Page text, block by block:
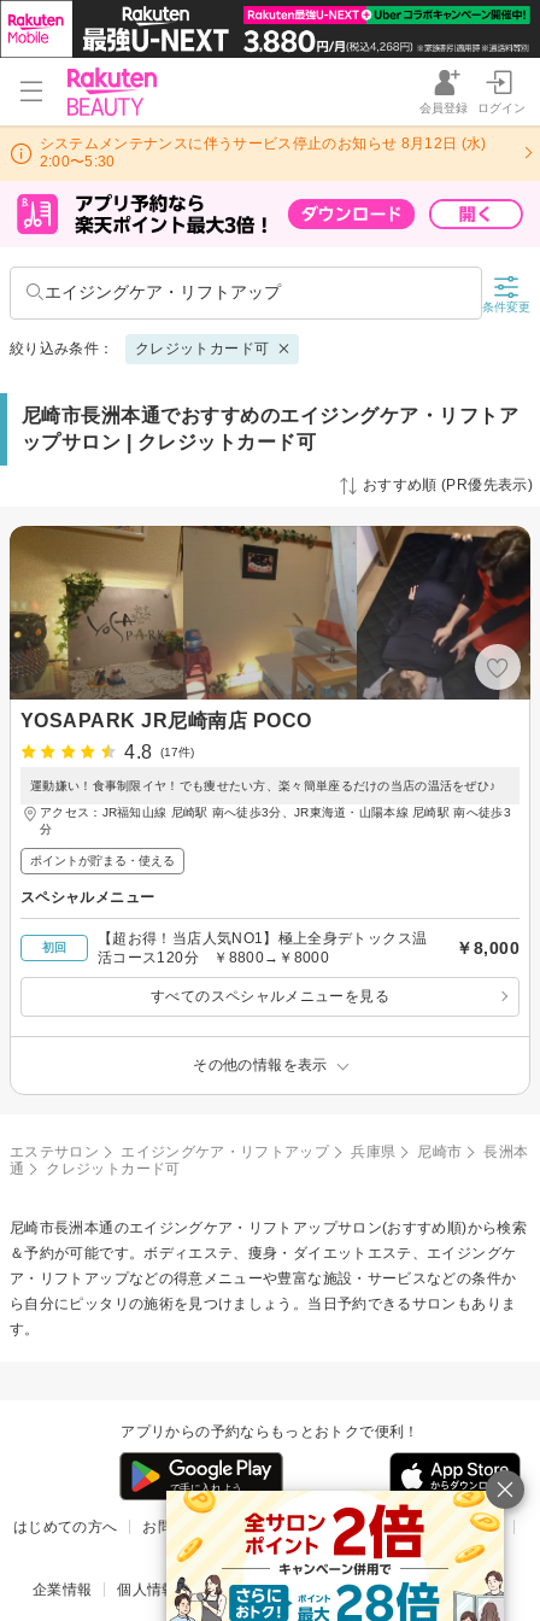
会員登録 ログイン
システムメンテナンスに伴うサービス停止のお知らせ 8月12日 (水)
2:00〜5:30
エイジングケア・リフトアップ
条件変更
絞り込み条件： クレジットカード可
尼崎市長洲本通でおすすめのエイジングケア・リフトア
ップサロン | クレジットカード可
おすすめ順 (PR優先表示)
YOSAPARK JR尼崎南店 POCO
4.8
(17件)
運動嫌い！食事制限イヤ！でも痩せたい方、楽々簡単座るだけの当店の温活をぜひ♪
アクセス：JR福知山線 尼崎駅 南へ徒歩3分、JR東海道・山陽本線 尼崎駅 南へ徒歩3
分
ポイントが貯まる・使える
スペシャルメニュー
初回
【超お得！当店人気NO1】極上全身デトックス温
活コース120分 ￥8800→￥8000
￥8,000
すべてのスペシャルメニューを見る
その他の情報を表示
エステサロン エイジングケア・リフトアップ 兵庫県 尼崎市
長洲本
通
クレジットカード可
尼崎市長洲本通のエイジングケア・リフトアップサロン(おすすめ順)から検索
＆予約が可能です。ボディエステ、痩身・ダイエットエステ、エイジングケ
ア・リフトアップなどの得意メニューや豊富な施設・サービスなどの条件か
ら自分にピッタリの施術を見つけましょう。当日予約できるサロンもありま
す。
アプリからの予約ならもっとおトクで便利！
はじめての方へ お問い合わせ ヘルプ リリース情報
利用規約
掲載ご希望のサロン様
企業情報 個人情報保護方針 楽天のサービス一覧 アプリ一覧